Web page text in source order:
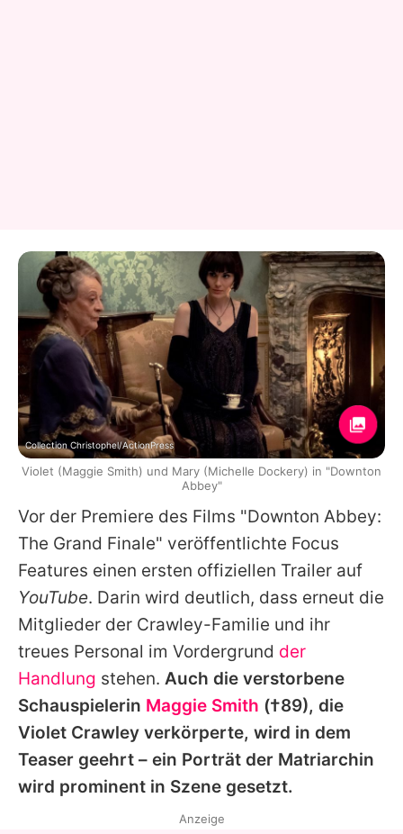
Vor der Premiere des Films "Downton Abbey:
The Grand Finale" veröffentlichte Focus
Features einen ersten offiziellen Trailer auf
YouTube. Darin wird deutlich, dass erneut die
Mitglieder der Crawley-Familie und ihr
treues Personal im Vordergrund der
Handlung stehen. Auch die verstorbene
Schauspielerin Maggie Smith (†89), die
Violet Crawley verkörperte, wird in dem
Teaser geehrt – ein Porträt der Matriarchin
wird prominent in Szene gesetzt.
Collection Christophel/ActionPress
Violet (Maggie Smith) und Mary (Michelle Dockery) in "Downton
Abbey"
Anzeige